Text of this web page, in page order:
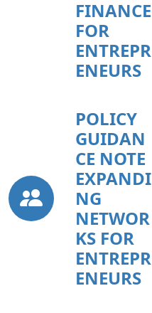
FINANCE
FOR
ENTREPR
ENEURS
POLICY
GUIDAN
CE NOTE
EXPANDI
NG
NETWOR
KS FOR
ENTREPR
ENEURS